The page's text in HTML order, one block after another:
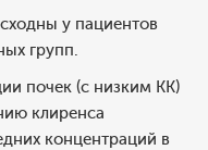
у пациентов
групп.
почек (с низким КК)
клиренса
концентраций в